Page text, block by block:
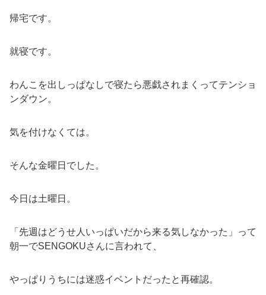
帰宅です。
就寝です。
わんこを出しっぱなしで寝たら悪戯されまくってテンショ
ンダウン。
気を付けなくては。
そんな金曜日でした。
今日は土曜日。
「先週はどうせ人いっぱいだから来る気しなかった」って
朝一でSENGOKUさんに言われて、
やっぱりうちには迷惑イベントだったと再確認。